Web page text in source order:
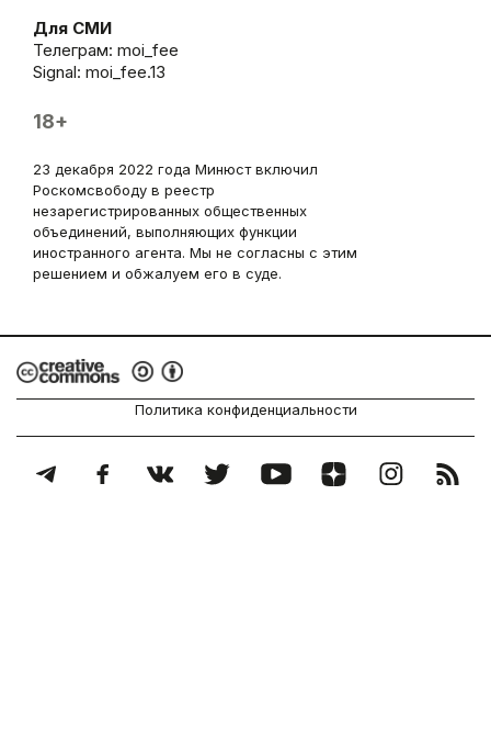
Для СМИ
Телеграм: moi_fee
Signal: moi_fee.13
18+
23 декабря 2022 года Минюст включил
Роскомсвободу в реестр
незарегистрированных общественных
объединений, выполняющих функции
иностранного агента. Мы не согласны с этим
решением и обжалуем его в суде.
Политика конфиденциальности